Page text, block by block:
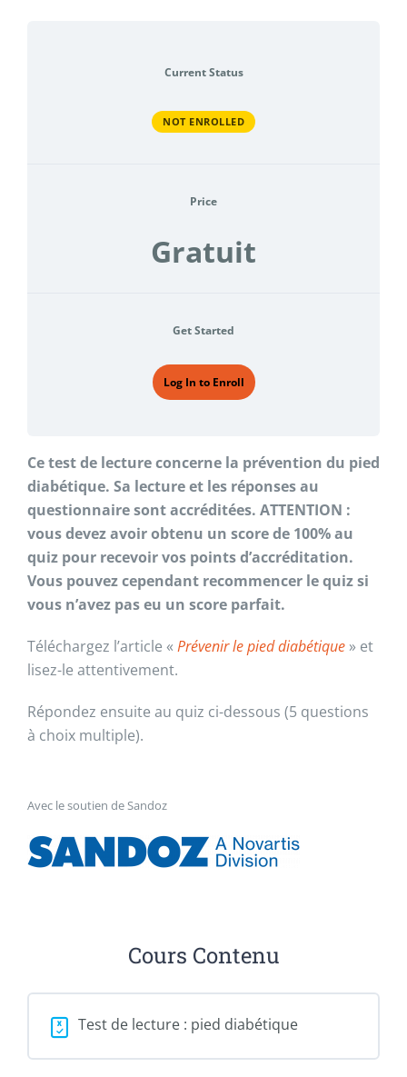
Current Status
NOT ENROLLED
Price
Gratuit
Get Started
Log In to Enroll
Ce test de lecture concerne la prévention du pied
diabétique. Sa lecture et les réponses au
questionnaire sont accréditées. ATTENTION :
vous devez avoir obtenu un score de 100% au
quiz pour recevoir vos points d’accréditation.
Vous pouvez cependant recommencer le quiz si
vous n’avez pas eu un score parfait.
Téléchargez l’article « Prévenir le pied diabétique» et
lisez-le attentivement.
Répondez ensuite au quiz ci-dessous (5 questions
à choix multiple).
Avec le soutien de Sandoz
Cours Contenu
Test de lecture : pied diabétique